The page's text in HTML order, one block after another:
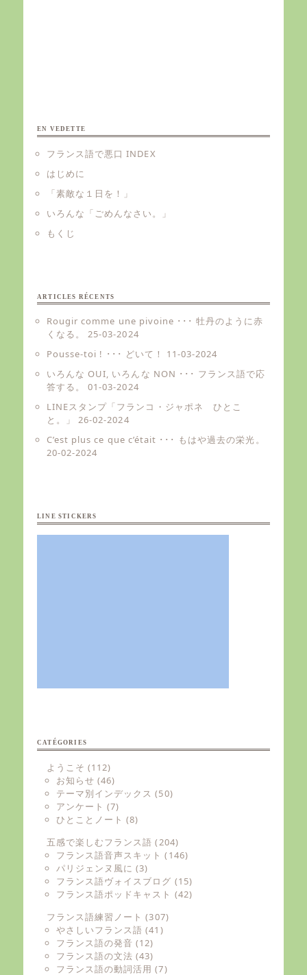
EN VEDETTE
フランス語で悪口 INDEX
はじめに
「素敵な１日を！」
いろんな「ごめんなさい。」
もくじ
ARTICLES RÉCENTS
Rougir comme une pivoine ･･･ 牡丹のように赤
くなる。
25-03-2024
Pousse-toi ! ･･･ どいて！
11-03-2024
いろんな OUI, いろんな NON ･･･ フランス語で応
答する。
01-03-2024
LINEスタンプ「フランコ・ジャポネ ひとこ
と。」
26-02-2024
C’est plus ce que c’était ･･･ もはや過去の栄光。
20-02-2024
LINE STICKERS
CATÉGORIES
ようこそ (112)
お知らせ (46)
テーマ別インデックス (50)
アンケート (7)
ひとことノート (8)
五感で楽しむフランス語 (204)
フランス語音声スキット (146)
パリジェンヌ風に (3)
フランス語ヴォイスブログ (15)
フランス語ポッドキャスト (42)
フランス語練習ノート (307)
やさしいフランス語 (41)
フランス語の発音 (12)
フランス語の文法 (43)
フランス語の動詞活用 (7)